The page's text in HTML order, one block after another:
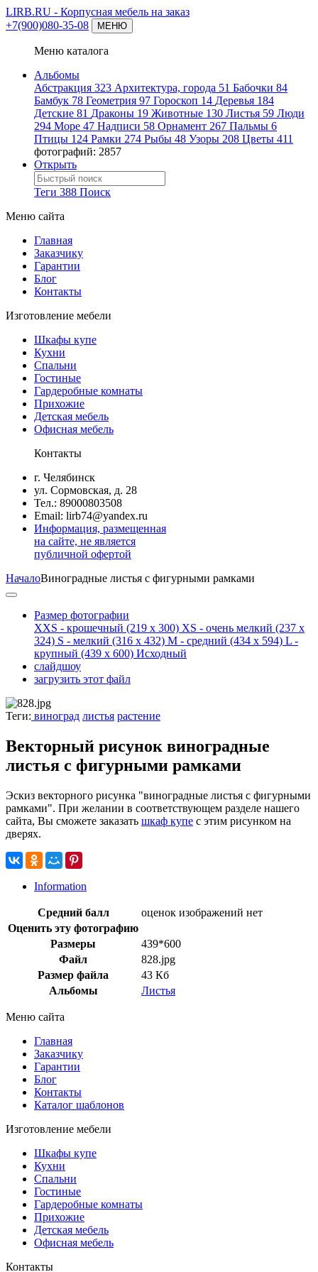
LIRB.RU - Корпусная мебель на заказ
+7(900)080-35-08
МЕНЮ
Меню каталога
Альбомы
Абстракция 323 Архитектура, города 51 Бабочки 84
Бамбук 78 Геометрия 97 Гороскоп 14 Деревья 184
Детские 81 Драконы 19 Животные 130 Листья 59 Люди
294 Море 47 Надписи 58 Орнамент 267 Пальмы 6
Птицы 124 Рамки 274 Рыбы 48 Узоры 208 Цветы 411
фотографий: 2857
Открыть
Теги 388 Поиск
Меню сайта
Главная
Заказчику
Гарантии
Блог
Контакты
Изготовление мебели
Шкафы купе
Кухни
Спальни
Гостиные
Гардеробные комнаты
Прихожие
Детская мебель
Офисная мебель
Контакты
г. Челябинск
ул. Сормовская, д. 28
Тел.: 89000803508
Email: lirb74@yandex.ru
Информация, размещенная
на сайте, не является
публичной офертой
НачалоВиноградные листья с фигурными рамками
Размер фотографии
XXS - крошечный (219 x 300) XS - очень мелкий (237 x
324) S - мелкий (316 x 432) M - средний (434 x 594) L -
крупный (439 x 600) Исходный
слайдшоу
загрузить этот файл
Теги: виноград листья растение
Векторный рисунок виноградные
листья с фигурными рамками
Эскиз векторного рисунка "виноградные листья с фигурными
рамками". При желании в соответствующем разделе нашего
сайта, Вы сможете заказать шкаф купе с этим рисунком на
дверях.
Information
Средний балл
оценок изображений нет
Оценить эту фотографию
Размеры
439*600
Файл
828.jpg
Размер файла
43 Кб
Альбомы
Листья
Меню сайта
Главная
Заказчику
Гарантии
Блог
Контакты
Каталог шаблонов
Изготовление мебели
Шкафы купе
Кухни
Спальни
Гостиные
Гардеробные комнаты
Прихожие
Детская мебель
Офисная мебель
Контакты